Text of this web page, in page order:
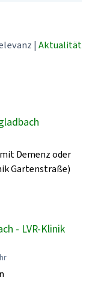
| Aktualität
Demenz oder
Gartenstraße)
- LVR-Klinik